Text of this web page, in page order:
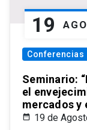
19 AGO
Conferencias
Seminario:
el
mercados y
19 de